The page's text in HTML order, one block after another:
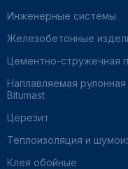
Инженерные системы
Железобетонные
Цементно-стружечная
Наплавляемая рулонная
Bitumast
Церезит
Теплоизоляция и
Клея обойные